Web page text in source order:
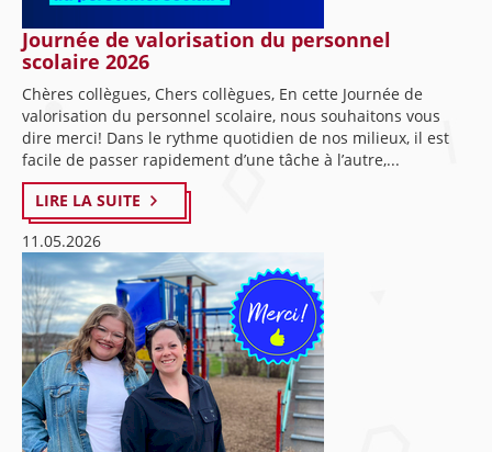
Journée de valorisation du personnel
scolaire 2026
Chères collègues, Chers collègues, En cette Journée de
valorisation du personnel scolaire, nous souhaitons vous
dire merci! Dans le rythme quotidien de nos milieux, il est
facile de passer rapidement d’une tâche à l’autre,...
LIRE LA SUITE
11.05.2026